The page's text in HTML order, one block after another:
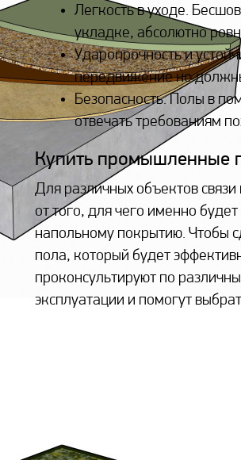
Легкость в уходе.
укладке, абсолютно
Ударопрочность и
передвижение не
Безопасность. Полы в
отвечать требованиям
Купить промышленные
Для различных объектов
от того, для чего именно
напольному покрытию. Чтобы
пола, который будет
проконсультируют по
эксплуатации и помогут